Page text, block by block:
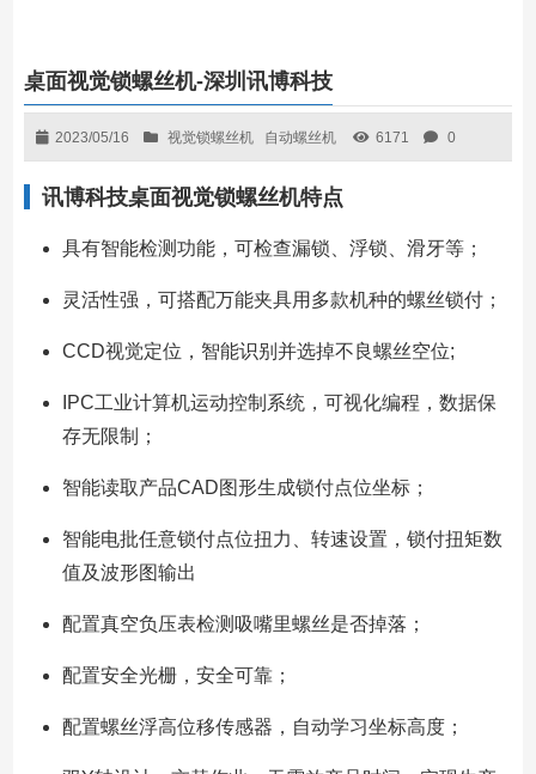
桌面视觉锁螺丝机-深圳讯博科技
2023/05/16 视觉锁螺丝机 自动螺丝机 6171 0
讯博科技桌面视觉锁螺丝机特点
具有智能检测功能，可检查漏锁、浮锁、滑牙等；
灵活性强，可搭配万能夹具用多款机种的螺丝锁付；
CCD视觉定位，智能识别并选掉不良螺丝空位;
IPC工业计算机运动控制系统，可视化编程，数据保
存无限制；
智能读取产品CAD图形生成锁付点位坐标；
智能电批任意锁付点位扭力、转速设置，锁付扭矩数
值及波形图输出
配置真空负压表检测吸嘴里螺丝是否掉落；
配置安全光栅，安全可靠；
配置螺丝浮高位移传感器，自动学习坐标高度；